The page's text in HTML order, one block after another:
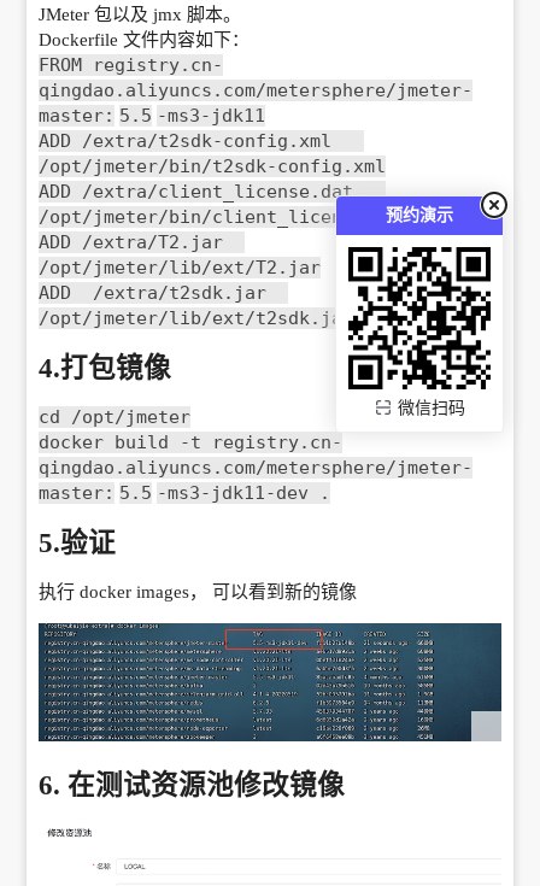
预约演示
微信扫码
JMeter 包以及 jmx 脚本。
Dockerfile 文件内容如下：
FROM registry.cn-
qingdao.aliyuncs.com/metersphere/jmeter-
master: 5.5 -ms3-jdk11
ADD /extra/t2sdk-config.xml
/opt/jmeter/bin/t2sdk-config.xml
ADD /extra/client_license.dat
/opt/jmeter/bin/client_license.dat
ADD /extra/T2.jar
/opt/jmeter/lib/ext/T2.jar
ADD  /extra/t2sdk.jar
/opt/jmeter/lib/ext/t2sdk.jar
4.打包镜像
cd /opt/jmeter
docker build -t registry.cn-
qingdao.aliyuncs.com/metersphere/jmeter-
master: 5.5 -ms3-jdk11-dev .
5.验证
执行 docker images， 可以看到新的镜像
6. 在测试资源池修改镜像